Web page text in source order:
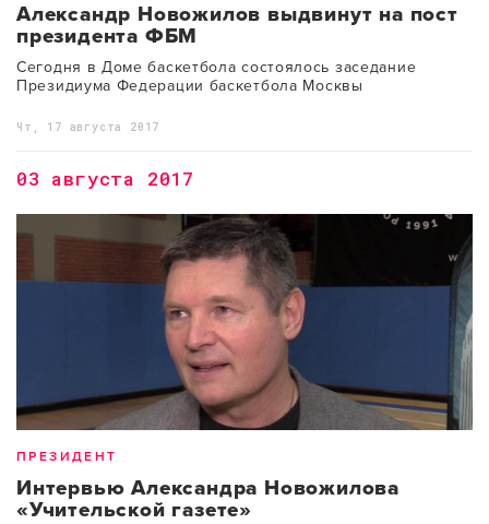
Александр Новожилов выдвинут на пост
президента ФБМ
Сегодня в Доме баскетбола состоялось заседание
Президиума Федерации баскетбола Москвы
Чт, 17 августа 2017
03 августа 2017
ПРЕЗИДЕНТ
Интервью Александра Новожилова
«Учительской газете»